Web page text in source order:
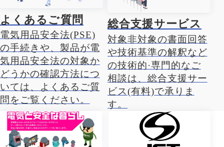
よくあるご質問
電気用品安全法(PSE)
の手続きや、製品が電
気用品安全法の対象か
どうかの確認方法につ
いては、よくあるご質
問をご覧ください。
総合支援サービス
対象非対象の書面回答
や技術基準の解釈など
の技術的·専門的なご
相談は、総合支援サー
ビス(有料)で承りま
す。